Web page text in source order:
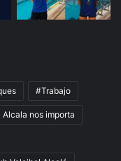
#Trabajo
Alcala nos importa